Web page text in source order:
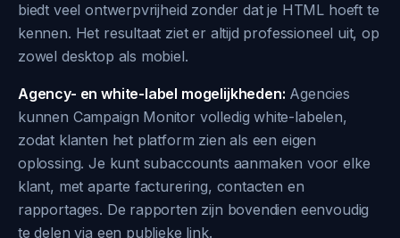
biedt veel ontwerpvrijheid zonder dat je HTML hoeft te
kennen. Het resultaat ziet er altijd professioneel uit, op
zowel desktop als mobiel.
Agency- en white-label mogelijkheden: Agencies
kunnen Campaign Monitor volledig white-labelen,
zodat klanten het platform zien als een eigen
oplossing. Je kunt subaccounts aanmaken voor elke
klant, met aparte facturering, contacten en
rapportages. De rapporten zijn bovendien eenvoudig
te delen via een publieke link.